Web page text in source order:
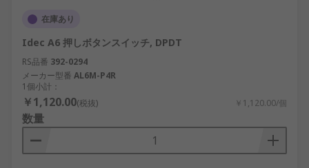
在庫あり
Idec A6 押しボタンスイッチ, DPDT
RS品番 392-0294
メーカー型番 AL6M-P4R
1個小計：
￥1,120.00(税抜) ￥1,120.00/個
数量